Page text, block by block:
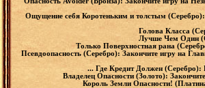
Ощущение себя Коротеньким и толстым (Серебро):
Голова Класса
Лучше Чем Один
Только Поверхностная рана
Псевдоопасность (Серебро): Закончите игру на
... Где Кредит Должен (Серебро):
Владелец Опасности (Золото):
Король Земли Опасности!